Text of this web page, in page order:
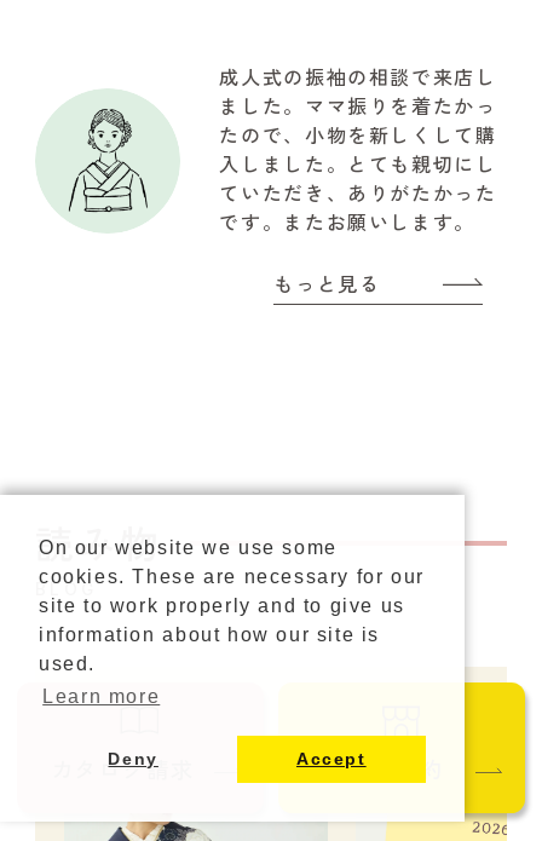
カタログ請求 ご来店予約
以上の写真が取れて大満足で
した。関わって下さいました
『やまと』のスタッフの皆様
に感謝でいっぱいです!!!有難
うございました
成人式の振袖の相談で来店し
ました。ママ振りを着たかっ
たので、小物を新しくして購
入しました。とても親切にし
ていただき、ありがたかった
です。またお願いします。
もっと見る
読み物
BLOG
On our website we use some
cookies. These are necessary for our
site to work properly and to give us
information about how our site is
used.
Learn more
Deny Accept